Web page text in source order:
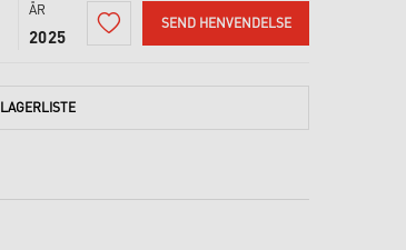
ÅR
2025
SEND HENVENDELSE
LAGERLISTE